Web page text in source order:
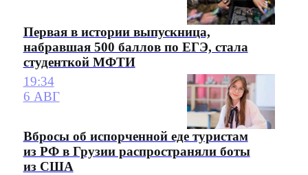
Первая в истории выпускница,
набравшая 500 баллов по ЕГЭ, стала
студенткой МФТИ
19:34
6 АВГ
Вбросы об испорченной еде туристам
из РФ в Грузии распространяли боты
из США